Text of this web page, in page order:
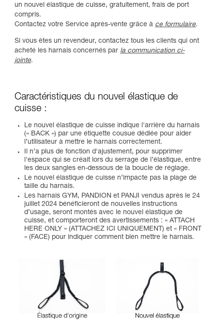
un nouvel élastique de cuisse, gratuitement, frais de port
compris.
Contactez votre Service après-vente grâce à ce formulaire.
Si vous êtes un revendeur, contactez tous les clients qui ont
acheté les harnais concernés par la communication ci-
jointe.
Caractéristiques du nouvel élastique de
cuisse :
Le nouvel élastique de cuisse indique l'arrière du harnais
(« BACK ») par une étiquette cousue dédiée pour aider
l’utilisateur à mettre le harnais correctement.
Il n’a plus de fonction d'ajustement, pour supprimer
l'espace qui se créait lors du serrage de l’élastique, entre
les deux sangles en-dessous de la boucle de réglage.
Le nouvel élastique de cuisse n’impacte pas la plage de
taille du harnais.
Les harnais GYM, PANDION et PANJI vendus après le 24
juillet 2024 bénéficieront de nouvelles instructions
d’usage, seront montés avec le nouvel élastique de
cuisse, et comporteront des avertissements : « ATTACH
HERE ONLY » (ATTACHEZ ICI UNIQUEMENT) et « FRONT
» (FACE) pour indiquer comment bien mettre le harnais.